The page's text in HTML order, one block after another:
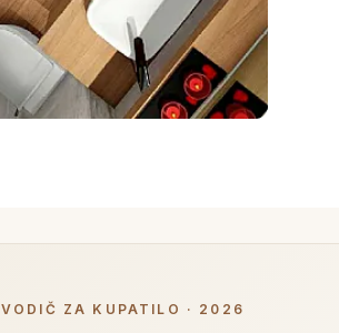
VODIČ ZA KUPATILO · 2026